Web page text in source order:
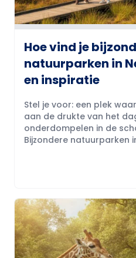
Hoe vind je
natuurparken in
en inspiratie
Stel je voor: een plek
aan de drukte van het
onderdompelen in de
Bijzondere natuurparken